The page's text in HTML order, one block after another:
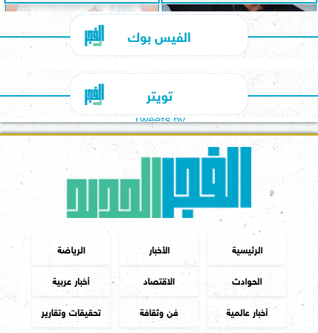
الفيس بوك
تويتر
Tweets by
الرئيسية الأخبار
الرياضة
الحوادث
الاقتصاد
أخبار عربية
أخبار عالمية
فن وثقافة تحقيقات وتقارير